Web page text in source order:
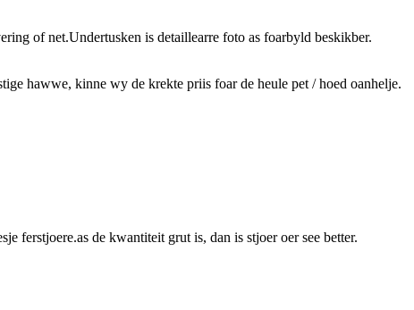
of net.Undertusken is detaillearre foto as foarbyld beskikber.
hawwe, kinne wy ​​​​de krekte priis foar de heule pet / hoed oanhelje.
ferstjoere.as de kwantiteit grut is, dan is stjoer oer see better.